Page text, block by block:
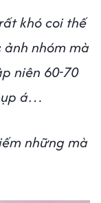
khó coi thế
ảnh nhóm mà
niên 60-70
á…
những mà